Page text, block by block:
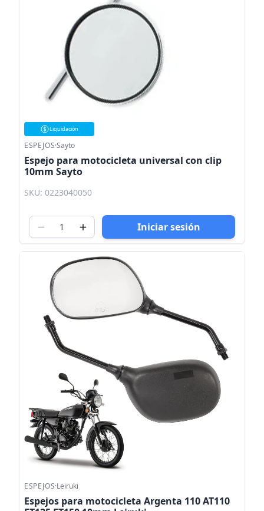
Liquidación
ESPEJOS·Sayto
Espejo para motocicleta universal con clip
10mm Sayto
SKU: 0223040050
Iniciar sesión
ESPEJOS·Leiruki
Espejos para motocicleta Argenta 110 AT110